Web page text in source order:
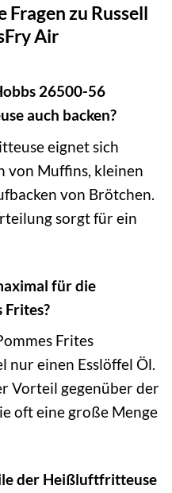
Fragen zu Russell
Air
26500-56
auch backen?
eignet sich
von Muffins, kleinen
von Brötchen.
sorgt für ein
für die
Frites?
Frites
nur einen Esslöffel Öl.
Vorteil gegenüber der
oft eine große Menge
der Heißluftfritteuse